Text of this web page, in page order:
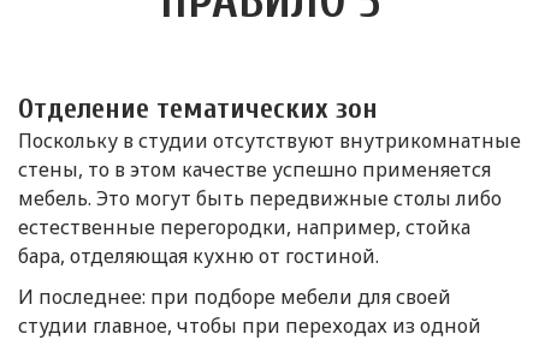
Отделение тематических зон
Поскольку в студии отсутствуют внутрикомнатные
стены, то в этом качестве успешно применяется
мебель. Это могут быть передвижные столы либо
естественные перегородки, например, стойка
бара, отделяющая кухню от гостиной.
И последнее: при подборе мебели для своей
студии главное, чтобы при переходах из одной